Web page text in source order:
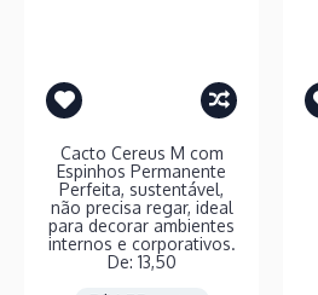
Cacto Cereus M com
Espinhos Permanente
Perfeita, sustentável,
não precisa regar, ideal
para decorar ambientes
internos e corporativos.
De: 13,50